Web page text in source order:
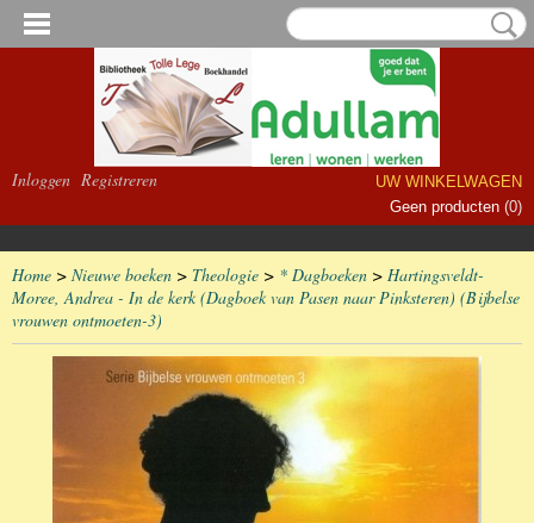
Inloggen Registreren
UW WINKELWAGEN
Geen producten (0)
Home > Nieuwe boeken > Theologie > * Dagboeken > Hartingsveldt-
Moree, Andrea - In de kerk (Dagboek van Pasen naar Pinksteren) (Bijbelse
vrouwen ontmoeten-3)